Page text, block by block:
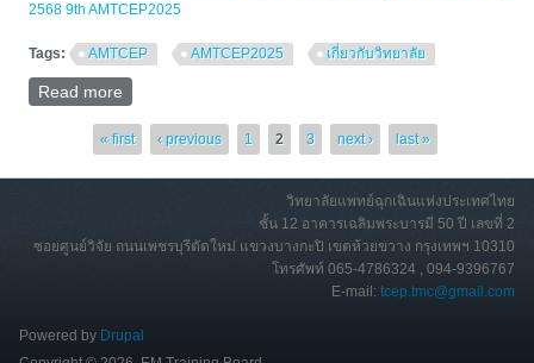
2568 9th AMTCEP2025
Tags: AMTCEP AMTCEP2025 เกี่ยวกับวิทยาลัย
Read more
Pages« first ‹ previous 1 2 3 next › last »
วิทยาลัยแพทย์ฉุกเฉินแห่งประเทศไทย
ชั้น 12 อาคารเฉลิมพระบารมี 50 ปี เลขที่ 2
ซอยศูนย์วิจัย ถนนเพชรบุรีตัดใหม่ แขวงบางกะปิ เขตห้วยขวาง กรุงเทพฯ 10310
โทรศัพท์ 065-4786324 , 094-9396767
E-mail:tcep.tmc@gmail.com
Powered by Drupal